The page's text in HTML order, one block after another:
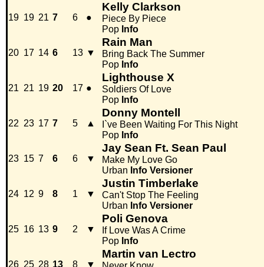
19 19 21 7 6 ●
Kelly Clarkson
Piece By Piece
Pop Info
20 17 14 6 13 ▼
Rain Man
Bring Back The Summer
Pop Info
21 21 19 20 17 ●
Lighthouse X
Soldiers Of Love
Pop Info
22 23 17 7 5 ▲
Donny Montell
I`ve Been Waiting For This Night
Pop Info
23 15 7 6 6 ▼
Jay Sean Ft. Sean Paul
Make My Love Go
Urban Info Versioner
24 12 9 8 1 ▼
Justin Timberlake
Can't Stop The Feeling
Urban Info Versioner
25 16 13 9 2 ▼
Poli Genova
If Love Was A Crime
Pop Info
26 25 28 13 8 ▼
Martin van Lectro